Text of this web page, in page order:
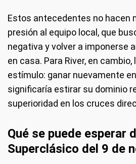
Estos antecedentes no hacen
presión al equipo local, que
negativa y volver a imponerse
en casa. Para River, en
estímulo: ganar nuevamente
significaría estirar su dominio
superioridad en los cruces
Qué se puede esperar
Superclásico del 9 de